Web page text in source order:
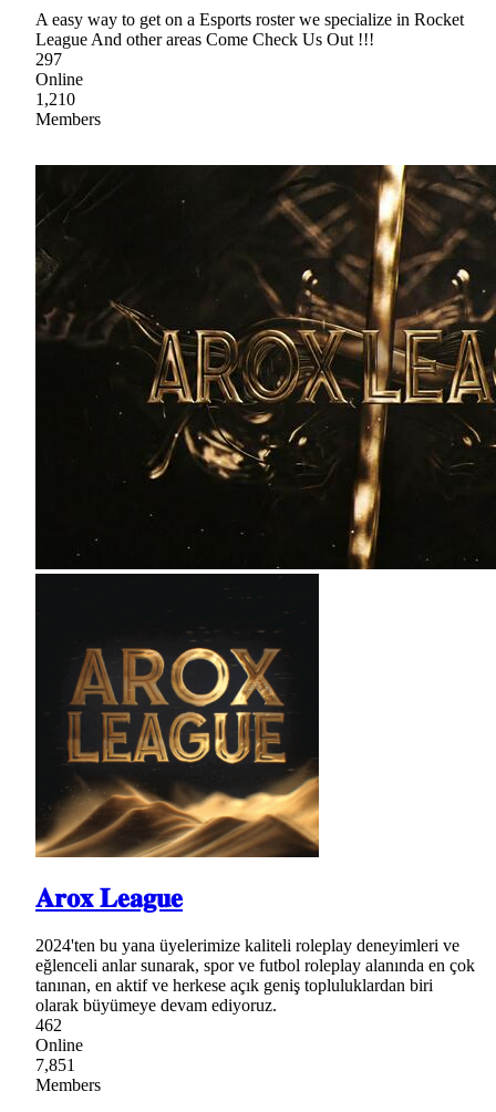
A easy way to get on a Esports roster we specialize in Rocket
League And other areas Come Check Us Out !!!
297
Online
1,210
Members
𝐀𝐫𝐨𝐱 𝐋𝐞𝐚𝐠𝐮𝐞
2024'ten bu yana üyelerimize kaliteli roleplay deneyimleri ve
eğlenceli anlar sunarak, spor ve futbol roleplay alanında en çok
tanınan, en aktif ve herkese açık geniş topluluklardan biri
olarak büyümeye devam ediyoruz.
462
Online
7,851
Members